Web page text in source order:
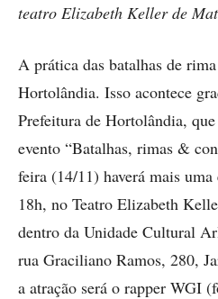
teatro Elizabeth Keller de
A prática das batalhas de
Hortolândia. Isso acontece
Prefeitura de Hortolândia,
evento “Batalhas, rimas &
feira (14/11) haverá mais
18h, no Teatro Elizabeth
dentro da Unidade Cultural
rua Graciliano Ramos, 280,
a atração será o rapper WGI